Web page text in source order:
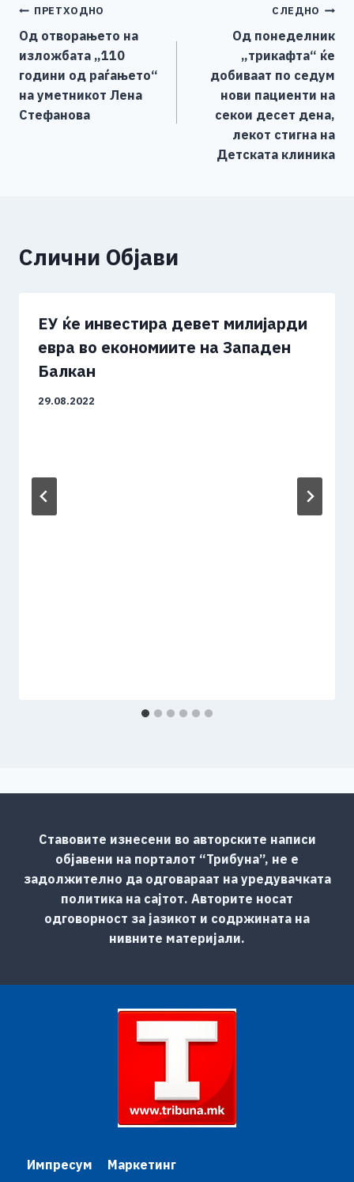
b
o
o
k
n
g
er
Li
n
k
Навигација
на
напис
ПРЕТХОДНО
Од отворањето на
изложбата „110
години од раѓањето“
на уметникот Лена
Стефанова
СЛЕДНО
Од понеделник
„трикафта“ ќе
добиваат по седум
нови пациенти на
секои десет дена,
лекот стигна на
Детската клиника
Слични Објави
EУ ќе инвестира девет милијарди
евра во економиите на Западен
Балкан
29.08.2022
Ставовите изнесени во авторските написи
објавени на порталот “Трибуна”, не е
задолжително да одговараат на уредувачката
политика на сајтот. Авторите носат
одговорност за јазикот и содржината на
нивните материјали.
Импресум Маркетинг